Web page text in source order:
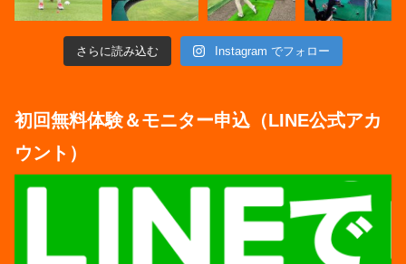
さらに読み込む Instagram でフォロー
初回無料体験＆モニター申込（LINE公式アカ
ウント）